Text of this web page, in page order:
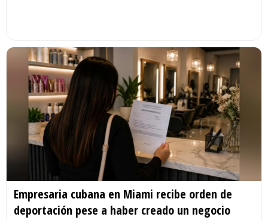
Empresaria cubana en Miami recibe orden de
deportación pese a haber creado un negocio